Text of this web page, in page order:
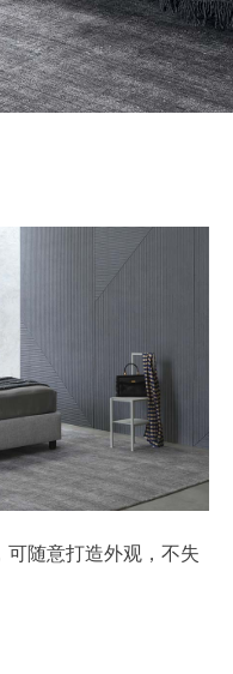
随意打造外观，不失